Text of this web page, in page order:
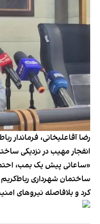
رضا آقاعلیخانی، فرماندار
انفجار مهیب در نزدیکی
«ساعاتی پیش یک بمب،
ساختمان شهرداری
کرد و بلافاصله نیروهای